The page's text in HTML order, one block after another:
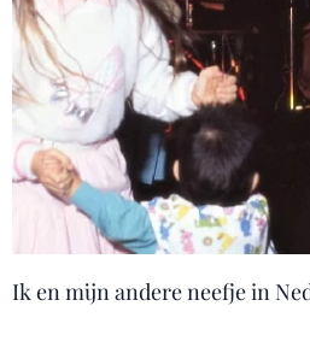
Ik en mijn andere neefje in